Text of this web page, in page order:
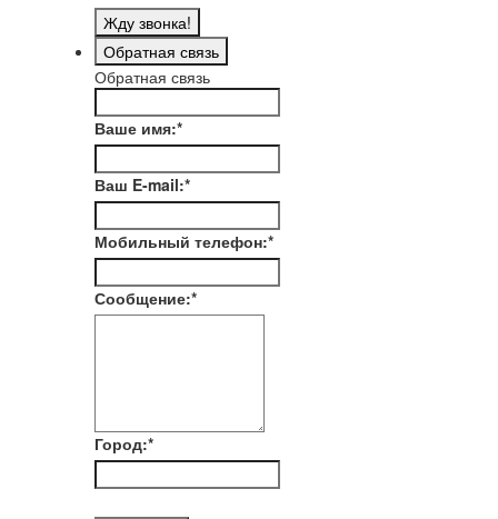
Жду звонка!
Обратная связь
Обратная связь
Ваше имя:*
Ваш E-mail:*
Мобильный телефон:*
Сообщение:*
Город:*